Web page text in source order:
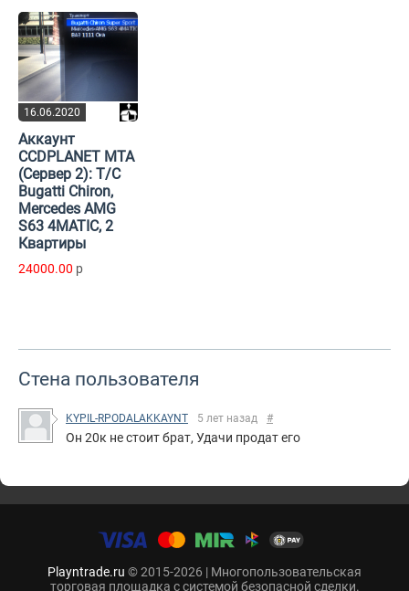
16.06.2020
Аккаунт
CCDPLANET MTA
(Сервер 2): T/C
Bugatti Chiron,
Mercedes AMG
S63 4MATIC, 2
Квартиры
24000.00 p
Стена пользователя
KYPIL-RPODALAKKAYNT 5 лет назад #
Он 20к не стоит брат, Удачи продат его
Playntrade.ru © 2015-2026 | Многопользовательская
торговая площадка с системой безопасной сделки.